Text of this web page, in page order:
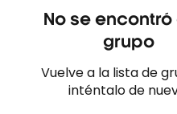
No se encontró
grupo
Vuelve a la lista de
inténtalo de